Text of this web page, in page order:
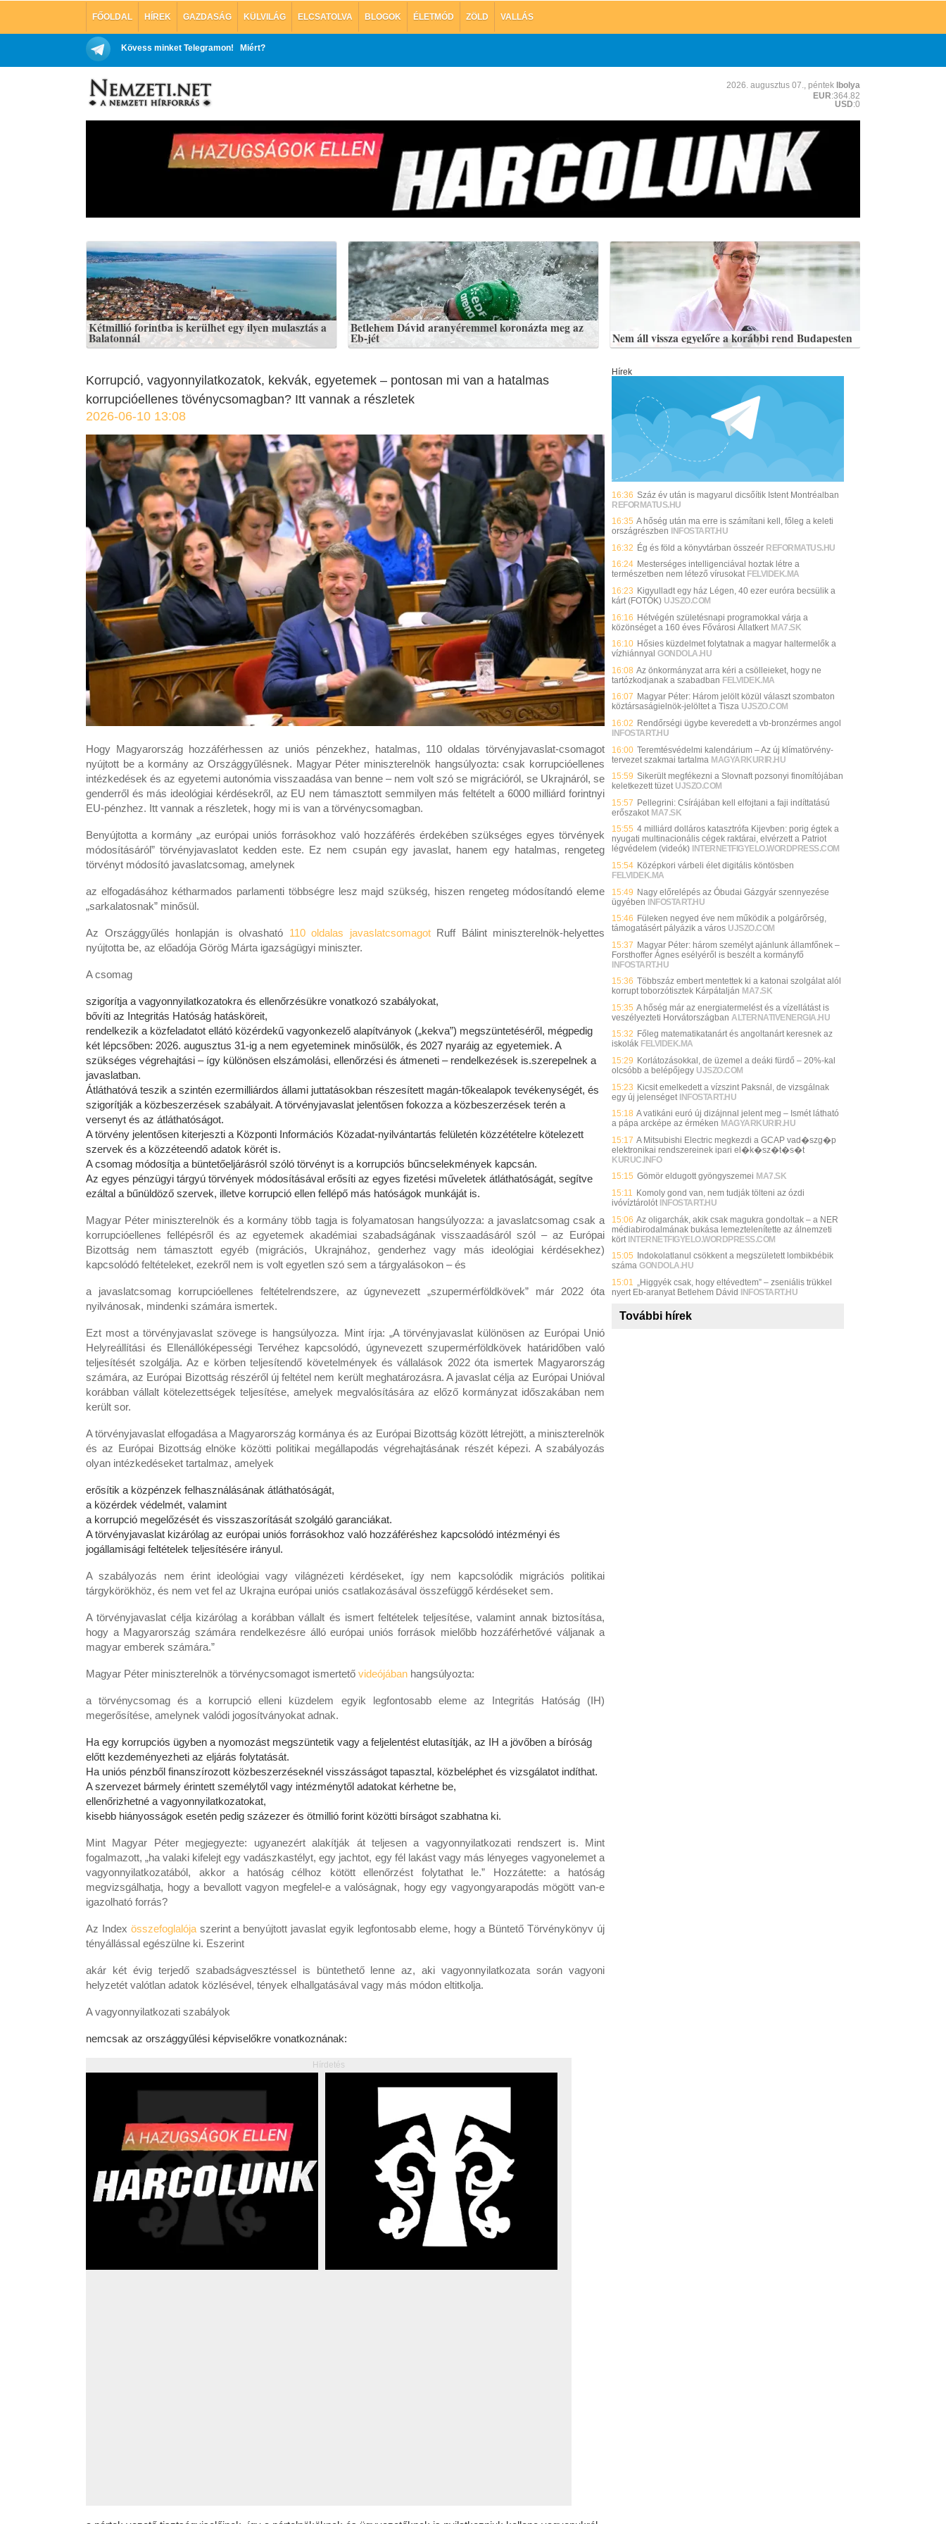
FŐOLDAL HÍREK GAZDASÁG KÜLVILÁG ELCSATOLVA BLOGOK ÉLETMÓD ZÖLD VALLÁS
Kövess minket Telegramon! Miért?
2026. augusztus 07., péntek Ibolya
EUR:364.82
USD:0
Kétmillió forintba is kerülhet egy ilyen mulasztás a
Balatonnál
Betlehem Dávid aranyéremmel koronázta meg az
Eb-jét Nem áll vissza egyelőre a korábbi rend Budapesten
Korrupció, vagyonnyilatkozatok, kekvák, egyetemek – pontosan mi van a hatalmas
korrupcióellenes tövénycsomagban? Itt vannak a részletek
2026-06-10 13:08
Hogy Magyarország hozzáférhessen az uniós pénzekhez, hatalmas, 110 oldalas törvényjavaslat-csomagot
nyújtott be a kormány az Országgyűlésnek. Magyar Péter miniszterelnök hangsúlyozta: csak korrupcióellenes
intézkedések és az egyetemi autonómia visszaadása van benne – nem volt szó se migrációról, se Ukrajnáról, se
genderről és más ideológiai kérdésekről, az EU nem támasztott semmilyen más feltételt a 6000 milliárd forintnyi
EU-pénzhez. Itt vannak a részletek, hogy mi is van a törvénycsomagban.
Benyújtotta a kormány „az európai uniós forrásokhoz való hozzáférés érdekében szükséges egyes törvények
módosításáról” törvényjavaslatot kedden este. Ez nem csupán egy javaslat, hanem egy hatalmas, rengeteg
törvényt módosító javaslatcsomag, amelynek
az elfogadásához kétharmados parlamenti többségre lesz majd szükség, hiszen rengeteg módosítandó eleme
„sarkalatosnak” minősül.
Az Országgyűlés honlapján is olvasható 110 oldalas javaslatcsomagotRuff Bálint miniszterelnök-helyettes
nyújtotta be, az előadója Görög Márta igazságügyi miniszter.
A csomag
szigorítja a vagyonnyilatkozatokra és ellenőrzésükre vonatkozó szabályokat,
bővíti az Integritás Hatóság hatásköreit,
rendelkezik a közfeladatot ellátó közérdekű vagyonkezelő alapítványok („kekva”) megszüntetéséről, mégpedig
két lépcsőben: 2026. augusztus 31-ig a nem egyeteminek minősülők, és 2027 nyaráig az egyetemiek. A
szükséges végrehajtási – így különösen elszámolási, ellenőrzési és átmeneti – rendelkezések is.szerepelnek a
javaslatban.
Átláthatóvá teszik a szintén ezermilliárdos állami juttatásokban részesített magán-tőkealapok tevékenységét, és
szigorítják a közbeszerzések szabályait. A törvényjavaslat jelentősen fokozza a közbeszerzések terén a
versenyt és az átláthatóságot.
A törvény jelentősen kiterjeszti a Központi Információs Közadat-nyilvántartás felületén közzétételre kötelezett
szervek és a közzéteendő adatok körét is.
A csomag módosítja a büntetőeljárásról szóló törvényt is a korrupciós bűncselekmények kapcsán.
Az egyes pénzügyi tárgyú törvények módosításával erősíti az egyes fizetési műveletek átláthatóságát, segítve
ezáltal a bűnüldöző szervek, illetve korrupció ellen fellépő más hatóságok munkáját is.
Magyar Péter miniszterelnök és a kormány több tagja is folyamatosan hangsúlyozza: a javaslatcsomag csak a
korrupcióellenes fellépésről és az egyetemek akadémiai szabadságának visszaadásáról szól – az Európai
Bizottság nem támasztott egyéb (migrációs, Ukrajnához, genderhez vagy más ideológiai kérdésekhez)
kapcsolódó feltételeket, ezekről nem is volt egyetlen szó sem a tárgyalásokon – és
a javaslatcsomag korrupcióellenes feltételrendszere, az úgynevezett „szupermérföldkövek” már 2022 óta
nyilvánosak, mindenki számára ismertek.
Ezt most a törvényjavaslat szövege is hangsúlyozza. Mint írja: „A törvényjavaslat különösen az Európai Unió
Helyreállítási és Ellenállóképességi Tervéhez kapcsolódó, úgynevezett szupermérföldkövek határidőben való
teljesítését szolgálja. Az e körben teljesítendő követelmények és vállalások 2022 óta ismertek Magyarország
számára, az Európai Bizottság részéről új feltétel nem került meghatározásra. A javaslat célja az Európai Unióval
korábban vállalt kötelezettségek teljesítése, amelyek megvalósítására az előző kormányzat időszakában nem
került sor.
A törvényjavaslat elfogadása a Magyarország kormánya és az Európai Bizottság között létrejött, a miniszterelnök
és az Európai Bizottság elnöke közötti politikai megállapodás végrehajtásának részét képezi. A szabályozás
olyan intézkedéseket tartalmaz, amelyek
erősítik a közpénzek felhasználásának átláthatóságát,
a közérdek védelmét, valamint
a korrupció megelőzését és visszaszorítását szolgáló garanciákat.
A törvényjavaslat kizárólag az európai uniós forrásokhoz való hozzáféréshez kapcsolódó intézményi és
jogállamisági feltételek teljesítésére irányul.
A szabályozás nem érint ideológiai vagy világnézeti kérdéseket, így nem kapcsolódik migrációs politikai
tárgykörökhöz, és nem vet fel az Ukrajna európai uniós csatlakozásával összefüggő kérdéseket sem.
A törvényjavaslat célja kizárólag a korábban vállalt és ismert feltételek teljesítése, valamint annak biztosítása,
hogy a Magyarország számára rendelkezésre álló európai uniós források mielőbb hozzáférhetővé váljanak a
magyar emberek számára.”
Magyar Péter miniszterelnök a törvénycsomagot ismertető videójában hangsúlyozta:
a törvénycsomag és a korrupció elleni küzdelem egyik legfontosabb eleme az Integritás Hatóság (IH)
megerősítése, amelynek valódi jogosítványokat adnak.
Ha egy korrupciós ügyben a nyomozást megszüntetik vagy a feljelentést elutasítják, az IH a jövőben a bíróság
előtt kezdeményezheti az eljárás folytatását.
Ha uniós pénzből finanszírozott közbeszerzéseknél visszásságot tapasztal, közbeléphet és vizsgálatot indíthat.
A szervezet bármely érintett személytől vagy intézménytől adatokat kérhetne be,
ellenőrizhetné a vagyonnyilatkozatokat,
kisebb hiányosságok esetén pedig százezer és ötmillió forint közötti bírságot szabhatna ki.
Mint Magyar Péter megjegyezte: ugyanezért alakítják át teljesen a vagyonnyilatkozati rendszert is. Mint
fogalmazott, „ha valaki kifelejt egy vadászkastélyt, egy jachtot, egy fél lakást vagy más lényeges vagyonelemet a
vagyonnyilatkozatából, akkor a hatóság célhoz kötött ellenőrzést folytathat le.” Hozzátette: a hatóság
megvizsgálhatja, hogy a bevallott vagyon megfelel-e a valóságnak, hogy egy vagyongyarapodás mögött van-e
igazolható forrás?
Az Index összefoglalójaszerint a benyújtott javaslat egyik legfontosabb eleme, hogy a Büntető Törvénykönyv új
tényállással egészülne ki. Eszerint
akár két évig terjedő szabadságvesztéssel is büntethető lenne az, aki vagyonnyilatkozata során vagyoni
helyzetét valótlan adatok közlésével, tények elhallgatásával vagy más módon eltitkolja.
A vagyonnyilatkozati szabályok
nemcsak az országgyűlési képviselőkre vonatkoznának:
Hírdetés
Hírek
16:36 Száz év után is magyarul dicsőítik Istent Montréalban
REFORMATUS.HU
16:35 A hőség után ma erre is számítani kell, főleg a keleti
országrészben
INFOSTART.HU
16:32 Ég és föld a könyvtárban összeér REFORMATUS.HU
16:24 Mesterséges intelligenciával hoztak létre a
természetben nem létező vírusokat FELVIDEK.MA
16:23 Kigyulladt egy ház Légen, 40 ezer euróra becsülik a
kárt (FOTÓK) UJSZO.COM
16:16 Hétvégén születésnapi programokkal várja a
közönséget a 160 éves Fővárosi Állatkert MA7.SK
16:10 Hősies küzdelmet folytatnak a magyar haltermelők a
vízhiánnyal GONDOLA.HU
16:08 Az önkormányzat arra kéri a csölleieket, hogy ne
tartózkodjanak a szabadban FELVIDEK.MA
16:07 Magyar Péter: Három jelölt közül választ szombaton
köztársaságielnök-jelöltet a Tisza UJSZO.COM
16:02 Rendőrségi ügybe keveredett a vb-bronzérmes angol
INFOSTART.HU
16:00 Teremtésvédelmi kalendárium – Az új klímatörvény-
tervezet szakmai tartalma MAGYARKURIR.HU
15:59 Sikerült megfékezni a Slovnaft pozsonyi finomítójában
keletkezett tüzet UJSZO.COM
15:57 Pellegrini: Csírájában kell elfojtani a faji indíttatású
erőszakot MA7.SK
15:55 4 milliárd dolláros katasztrófa Kijevben: porig égtek a
nyugati multinacionális cégek raktárai, elvérzett a Patriot
légvédelem (videók) INTERNETFIGYELO.WORDPRESS.COM
15:54 Középkori várbeli élet digitális köntösben
FELVIDEK.MA
15:49 Nagy előrelépés az Óbudai Gázgyár szennyezése
ügyében INFOSTART.HU
15:46 Füleken negyed éve nem működik a polgárőrség,
támogatásért pályázik a város UJSZO.COM
15:37 Magyar Péter: három személyt ajánlunk államfőnek –
Forsthoffer Ágnes esélyéről is beszélt a kormányfő
INFOSTART.HU
15:36 Többszáz embert mentettek ki a katonai szolgálat alól
korrupt toborzótisztek Kárpátalján MA7.SK
15:35 A hőség már az energiatermelést és a vízellátást is
veszélyezteti Horvátországban ALTERNATIVENERGIA.HU
15:32 Főleg matematikatanárt és angoltanárt keresnek az
iskolák FELVIDEK.MA
15:29 Korlátozásokkal, de üzemel a deáki fürdő – 20%-kal
olcsóbb a belépőjegy UJSZO.COM
15:23 Kicsit emelkedett a vízszint Paksnál, de vizsgálnak
egy új jelenséget INFOSTART.HU
15:18 A vatikáni euró új dizájnnal jelent meg – Ismét látható
a pápa arcképe az érméken MAGYARKURIR.HU
15:17 A Mitsubishi Electric megkezdi a GCAP vad�szg�p
elektronikai rendszereinek ipari el�k�sz�t�s�t
KURUC.INFO
15:15 Gömör eldugott gyöngyszemei MA7.SK
15:11 Komoly gond van, nem tudják tölteni az ózdi
ivóvíztárolót INFOSTART.HU
15:06 Az oligarchák, akik csak magukra gondoltak – a NER
médiabirodalmának bukása lemeztelenítette az álnemzeti
kört INTERNETFIGYELO.WORDPRESS.COM
15:05
Indokolatlanul csökkent a megszületett lombikbébik
száma GONDOLA.HU
15:01 „Higgyék csak, hogy eltévedtem” – zseniális trükkel
nyert Eb-aranyat Betlehem Dávid INFOSTART.HU
További hírek